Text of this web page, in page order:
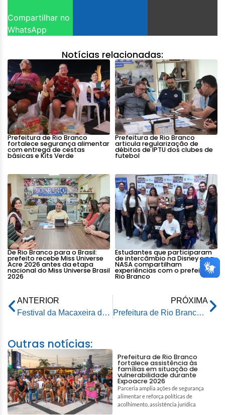
Compartilhar no
WhatsApp
Notícias relacionadas:
Prefeitura de Rio Branco
fortalece segurança alimentar
com entrega de cestas
básicas e Kits Verde
Prefeitura de Rio Branco
articula regularização de
débitos de IPTU dos clubes de
futebol
De Rio Branco para o Brasil:
prefeito recebe Miss Universe
Acre 2026 antes da etapa
nacional do Miss Universe Brasil
2026
Estudantes que participaram
de intercâmbio na Disney e na
NASA compartilham
experiências com o prefeito de
Rio Branco
ANTERIOR
Festival da Macaxeira de Rio Branco promete atrair grande público para o concurso da mandioca
PRÓXIMA
Prefeitura de Rio Branco e Estado celebram termo de compromisso sobre manutenção e conservação de espaços públicos
Outras notícias:
Prefeitura de Rio Branco
fortalece assistência às
famílias em situação de
vulnerabilidade durante
Expoacre 2026
Parceria amplia ações de segurança
alimentar e reforça políticas de
acolhimento, assistência jurídica